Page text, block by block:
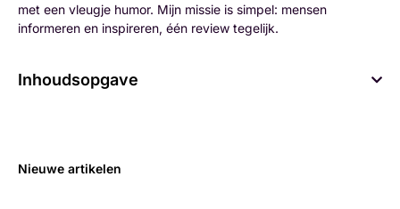
met een vleugje humor. Mijn missie is simpel: mensen
informeren en inspireren, één review tegelijk.
Inhoudsopgave
Nieuwe artikelen